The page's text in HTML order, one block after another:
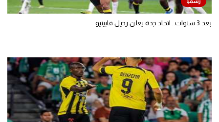
بعد 3 سنوات.. اتحاد جدة يعلن رحيل فابينيو